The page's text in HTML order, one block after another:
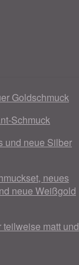
Goldschmuck
Schmuck
und neue Silber
neues
neue Weißgold
matt und